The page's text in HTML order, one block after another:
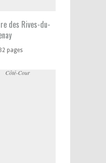
des Rives-du-
pages